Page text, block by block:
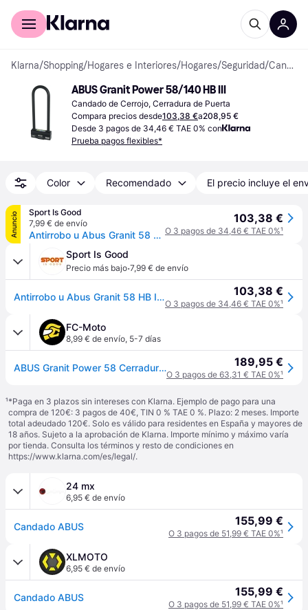
Comprar con Klarna
Klarna/Shopping/Hogares e Interiores/Hogares/Seguridad/ Candados
ABUS Granit Power 58/140 HB III
Candado de Cerrojo, Cerradura de Puerta
Compara precios desde103,38 €a208,95 €
Desde 3 pagos de 34,46 € TAE 0% con
Prueba pagos flexibles*
Color Recomendado El precio incluye el
Anuncio
Sport Is Good
7,99 € de envío
Antirrobo u Abus Granit 58 HB III - Noir
103,38 €
O 3 pagos de 34,46 € TAE 0%¹
Sport Is Good
Precio más bajo·7,99 € de envío
Antirrobo u Abus Granit 58 HB III - Noir 103,38 €
O 3 pagos de 34,46 € TAE 0%¹
FC-Moto
8,99 € de envío, 5-7 días
ABUS Granit Power 58 Cerradura Shackle 189,95 €
O 3 pagos de 63,31 € TAE 0%¹
¹*Paga en 3 plazos sin intereses con Klarna. Ejemplo de pago para una
compra de 120€: 3 pagos de 40€, TIN 0 % TAE 0 %. Plazo: 2 meses. Importe
total adeudado 120€. Solo es válido para residentes en España y mayores de
18 años. Sujeto a la aprobación de Klarna. Importe mínimo y máximo varía
por tienda. Consulta los términos y resto de condiciones en
https://www.klarna.com/es/legal/.
24 mx
6,95 € de envío
Candado ABUS 155,99 €
O 3 pagos de 51,99 € TAE 0%¹
XLMOTO
6,95 € de envío
Candado ABUS 155,99 €
O 3 pagos de 51,99 € TAE 0%¹